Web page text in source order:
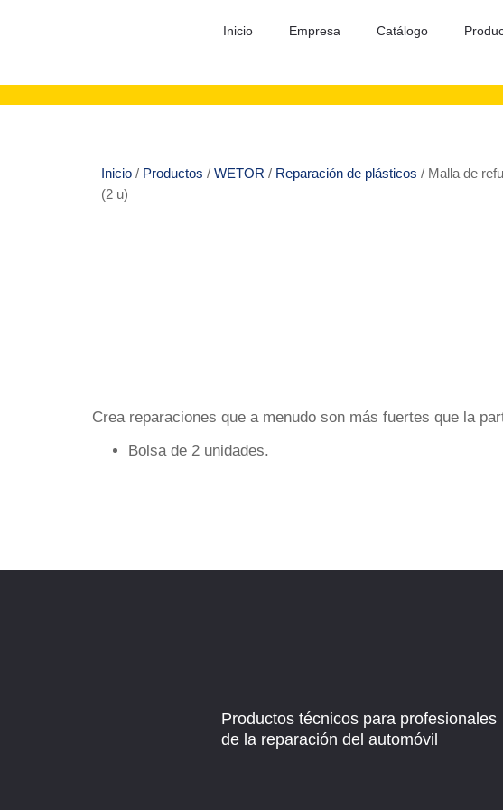
Inicio Empresa Catálogo
Inicio / Productos / WETOR / Reparación de plásticos / Malla de
(2 u)
Crea reparaciones que a menudo son más fuertes que la
Bolsa de 2 unidades.
Productos técnicos para profesionales
de la reparación del automóvil